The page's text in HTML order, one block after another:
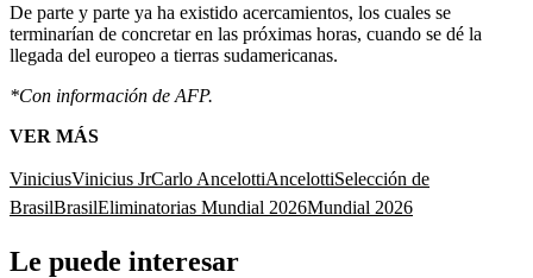
De parte y parte ya ha existido acercamientos, los cuales se
terminarían de concretar en las próximas horas, cuando se dé la
llegada del europeo a tierras sudamericanas.
*Con información de AFP.
VER MÁS
ViniciusVinicius JrCarlo AncelottiAncelottiSelección de
BrasilBrasilEliminatorias Mundial 2026Mundial 2026
Le puede interesar